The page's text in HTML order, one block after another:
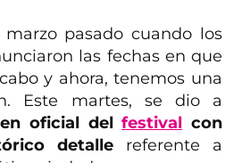
pasado cuando los
las fechas en que
y ahora, tenemos una
Este martes, se dio a
oficial delfestival con
detalle referente a